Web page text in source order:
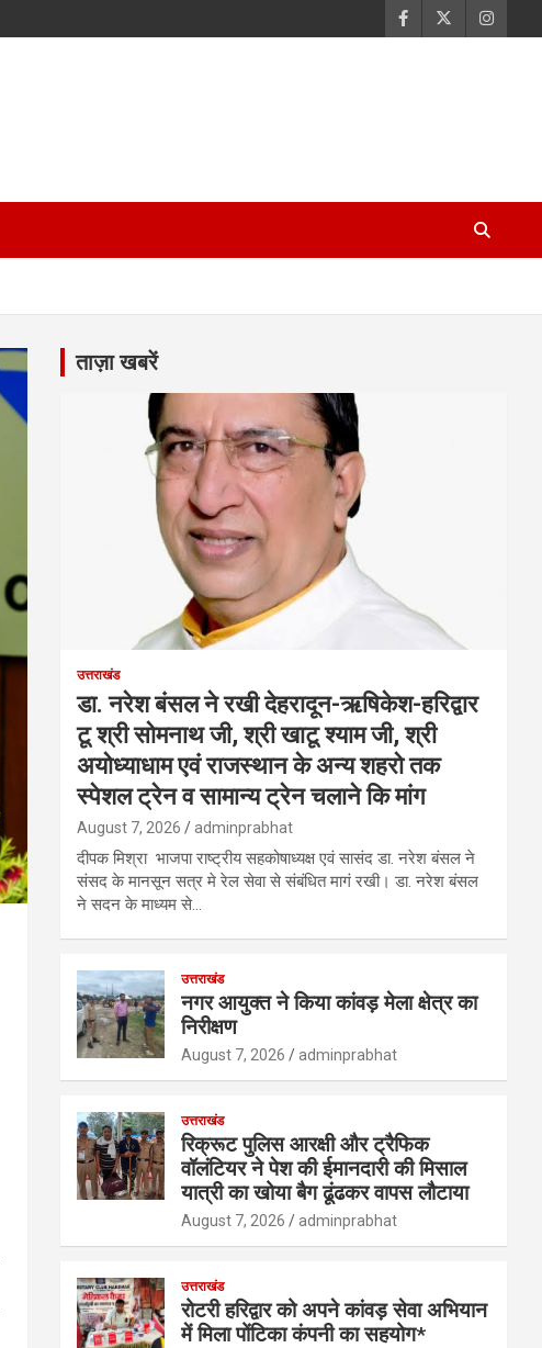
ताज़ा खबरें
उत्तराखंड
डा. नरेश बंसल ने रखी देहरादून-ऋषिकेश-हरिद्वार
टू श्री सोमनाथ जी, श्री खाटू श्याम जी, श्री
अयोध्याधाम एवं राजस्थान के अन्य शहरो तक
स्पेशल ट्रेन व सामान्य ट्रेन चलाने कि मांग
August 7, 2026 adminprabhat
दीपक मिश्रा भाजपा राष्ट्रीय सहकोषाध्यक्ष एवं सासंद डा. नरेश बंसल ने
संसद के मानसून सत्र मे रेल सेवा से संबंधित मागं रखी। डा. नरेश बंसल
ने सदन के माध्यम से…
उत्तराखंड
नगर आयुक्त ने किया कांवड़ मेला क्षेत्र का
निरीक्षण
August 7, 2026 adminprabhat
उत्तराखंड
रिक्रूट पुलिस आरक्षी और ट्रैफिक
वॉलंटियर ने पेश की ईमानदारी की मिसाल
यात्री का खोया बैग ढूंढकर वापस लौटाया
August 7, 2026 adminprabhat
उत्तराखंड
रोटरी हरिद्वार को अपने कांवड़ सेवा अभियान
में मिला पोंटिका कंपनी का सहयोग*